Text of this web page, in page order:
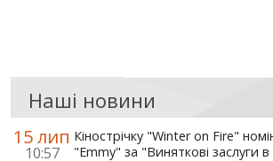
Наші новини
15 лип
10:57
Кінострічку "Winter on Fire"
"Emmy" за "Виняткові заслуги в